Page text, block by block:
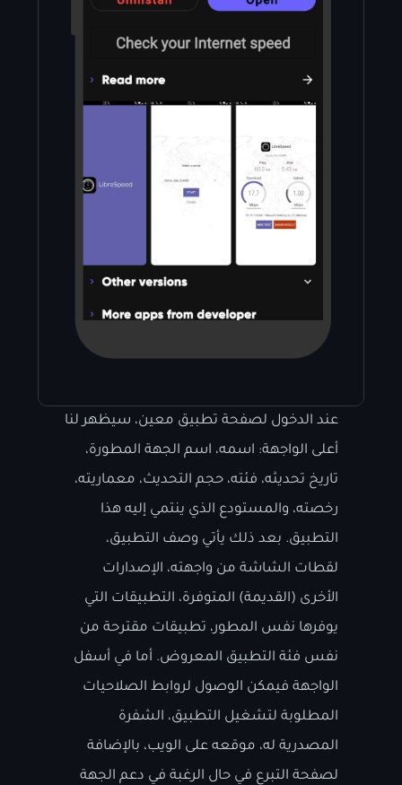
عند الدخول لصفحة تطبيق معين، سيظهر لنا
أعلى الواجهة: اسمه، اسم الجهة المطورة،
تاريخ تحديثه، فئته، حجم التحديث، معماريته،
رخصته، والمستودع الذي ينتمي إليه هذا
التطبيق. بعد ذلك يأتي وصف التطبيق،
لقطات الشاشة من واجهته، الإصدارات
الأخرى (القديمة) المتوفرة، التطبيقات التي
يوفرها نفس المطور، تطبيقات مقترحة من
نفس فئة التطبيق المعروض. أما في أسفل
الواجهة فيمكن الوصول لروابط الصلاحيات
المطلوبة لتشغيل التطبيق، الشفرة
المصدرية له، موقعه على الويب، بالإضافة
لصفحة التبرع في حال الرغبة في دعم الجهة